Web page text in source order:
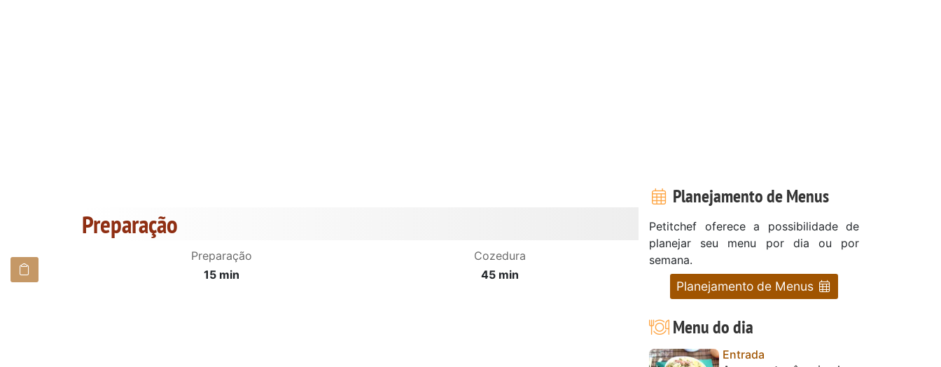
Preparação
Preparação
15 min
Cozedura
45 min
Planejamento de Menus
Petitchef oferece a possibilidade de
planejar seu menu por dia ou por
semana.
Planejamento de Menus
Menu do dia
Entrada